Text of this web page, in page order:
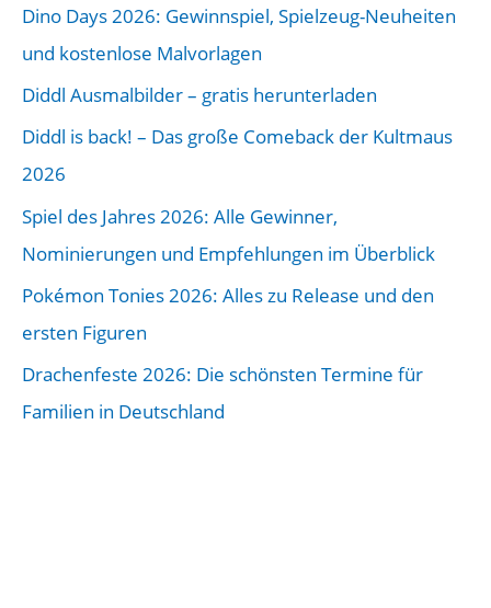
Dino Days 2026: Gewinnspiel, Spielzeug-Neuheiten
und kostenlose Malvorlagen
Diddl Ausmalbilder – gratis herunterladen
Diddl is back! – Das große Comeback der Kultmaus
2026
Spiel des Jahres 2026: Alle Gewinner,
Nominierungen und Empfehlungen im Überblick
Pokémon Tonies 2026: Alles zu Release und den
ersten Figuren
Drachenfeste 2026: Die schönsten Termine für
Familien in Deutschland
B
e
i
t
r
a
g
s